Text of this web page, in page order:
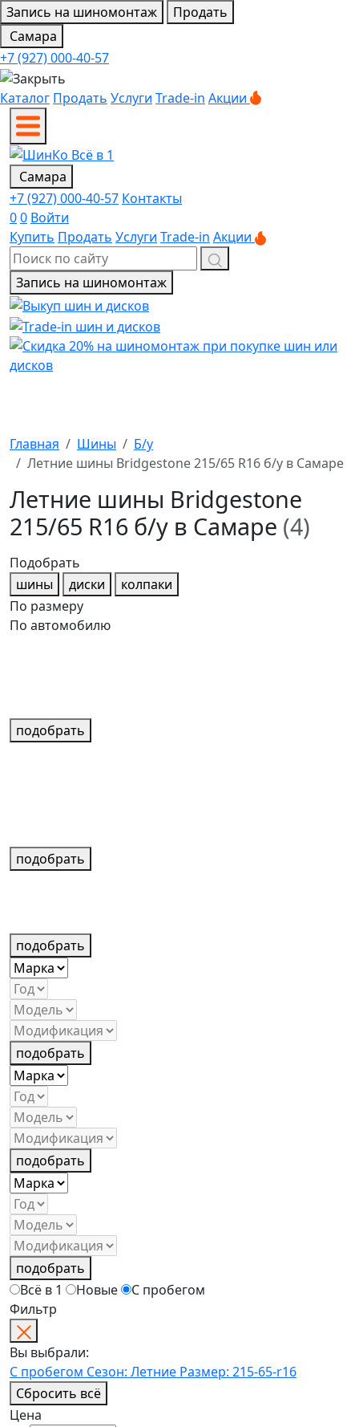
Запись на шиномонтаж
Продать
Самара
+7 (927) 000-40-57
Каталог Продать Услуги Trade-in Акции
Самара
+7 (927) 000-40-57 Контакты
00 Войти
Купить Продать Услуги Trade-in Акции
Запись на шиномонтаж
Главная Шины
Б/у
Летние шины Bridgestone 215/65 R16 б/у в Самаре
Летние шины Bridgestone
215/65 R16 б/у в Самаре (4)
Подобрать
шины
диски
колпаки
По размеру
По автомобилю
подобрать
подобрать
подобрать
подобрать
подобрать
подобрать
Всё в 1
Новые
С пробегом
Фильтр
Вы выбрали:
С пробегом Сезон: Летние Размер: 215-65-r16
Сбросить всё
Цена